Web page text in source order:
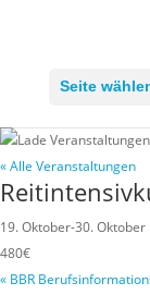
Seite
« Alle Veranstaltungen
19. Oktober-30. Oktober
480€
« BBR